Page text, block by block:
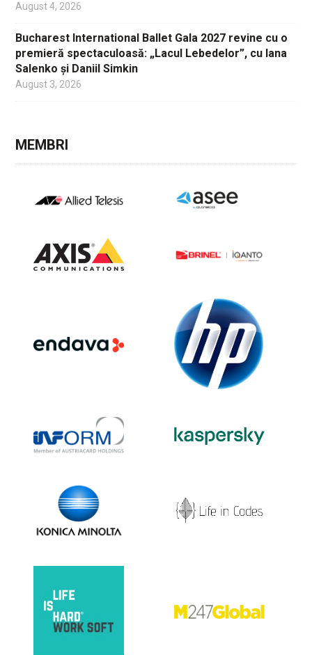
August 4, 2026
Bucharest International Ballet Gala 2027 revine cu o
premieră spectaculoasă: „Lacul Lebedelor”, cu Iana
Salenko și Daniil Simkin
August 3, 2026
MEMBRI